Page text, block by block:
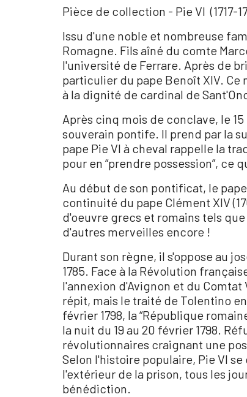
Pièce de collection - Pie VI (1717-
Issu d'une noble et nombreuse
Romagne. Fils aîné du comte
l'université de Ferrare. Après de
particulier du pape Benoît XIV. Ce
à la dignité de cardinal de
Après cinq mois de conclave, le
souverain pontife. Il prend par la
pape Pie VI à cheval rappelle la
pour en “prendre possession”, ce
Au début de son pontificat, le
continuité du pape Clément XIV
d'oeuvre grecs et romains tels
d'autres merveilles encore !
Durant son règne, il s'oppose au
1785. Face à la Révolution
l'annexion d'Avignon et du
répit, mais le traité de Tolentino
février 1798, la “République
la nuit du 19 au 20 février 1798.
révolutionnaires craignant une
Selon l'histoire populaire, Pie VI
l'extérieur de la prison, tous les
bénédiction.